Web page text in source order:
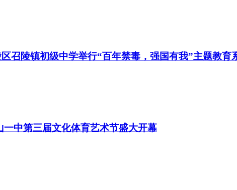
陵镇初级中学举行“百年禁毒，强国有我”主题教育
中第三届文化体育艺术节盛大开幕